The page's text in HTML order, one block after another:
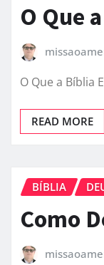
O Que
O Que a Bíblia
READ MORE
BÍBLIA
Como